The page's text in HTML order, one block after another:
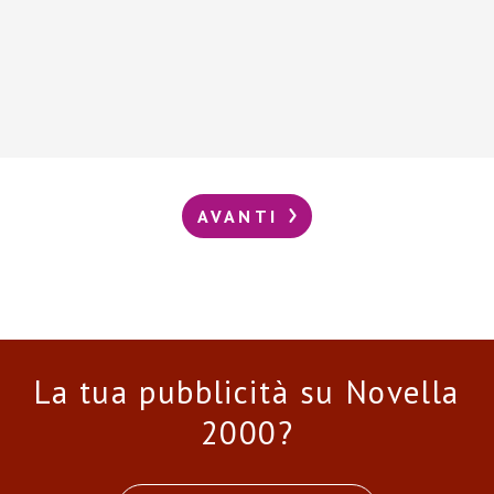
AVANTI
La tua pubblicità su Novella
2000?